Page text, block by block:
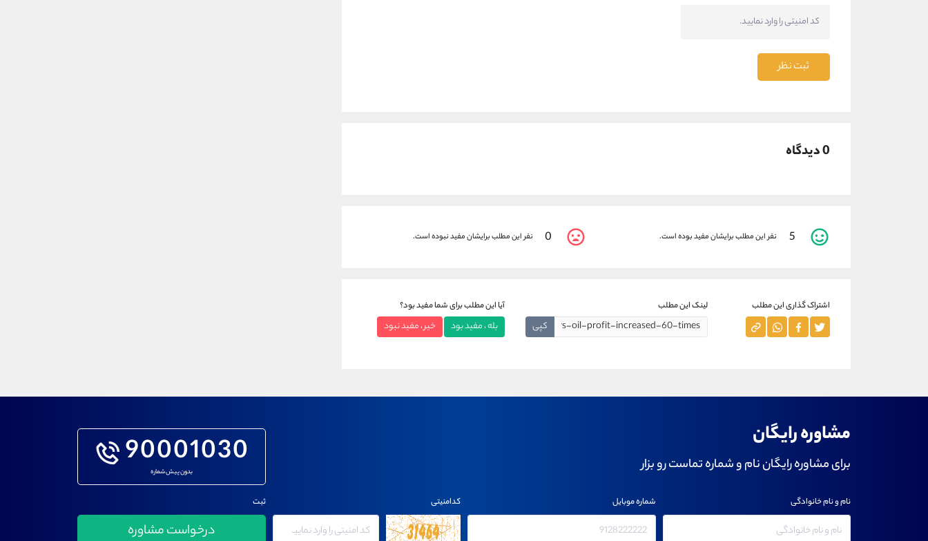
ثبت نظر
0 دیدگاه
5 نفر این مطلب برایشان مفید بوده است. 0 نفر این مطلب برایشان مفید نبوده است.
اشتراک گذاری این مطلب لینک این مطلب
کپی
آیا این مطلب برای شما مفید بود؟
بله ، مفید بود خیر ، مفید نبود
مشاوره رایگان
برای مشاوره رایگان نام و شماره تماست رو بزار 90001030
بدون پیش شماره
نام و نام خانوادگی شماره موبایل کدامنیتی ثبت